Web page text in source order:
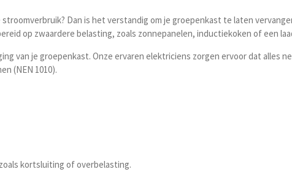
Dan is het verstandig om je groepenkast te laten
op zwaardere belasting, zoals zonnepanelen, inductiekoken of een
van je groepenkast. Onze ervaren elektriciens zorgen ervoor dat alles
(NEN 1010).
kortsluiting of overbelasting.